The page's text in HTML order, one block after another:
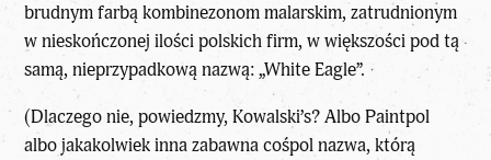
brudnym farbą kombinezonom malarskim, zatrudnionym
w nieskończonej ilości polskich firm, w większości pod tą
samą, nieprzypadkową nazwą: „White Eagle”.
(Dlaczego nie, powiedzmy, Kowalski’s? Albo Paintpol
albo jakakolwiek inna zabawna cośpol nazwa, którą